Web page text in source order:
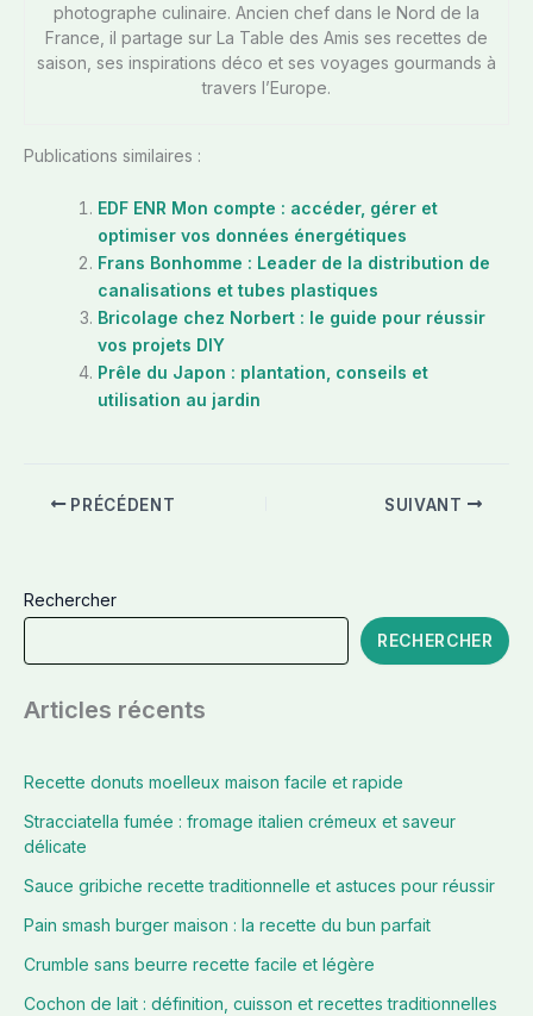
photographe culinaire. Ancien chef dans le Nord de la
France, il partage sur La Table des Amis ses recettes de
saison, ses inspirations déco et ses voyages gourmands à
travers l’Europe.
Publications similaires :
EDF ENR Mon compte : accéder, gérer et
optimiser vos données énergétiques
Frans Bonhomme : Leader de la distribution de
canalisations et tubes plastiques
Bricolage chez Norbert : le guide pour réussir
vos projets DIY
Prêle du Japon : plantation, conseils et
utilisation au jardin
PRÉCÉDENT SUIVANT
Rechercher
RECHERCHER
Articles récents
Recette donuts moelleux maison facile et rapide
Stracciatella fumée : fromage italien crémeux et saveur
délicate
Sauce gribiche recette traditionnelle et astuces pour réussir
Pain smash burger maison : la recette du bun parfait
Crumble sans beurre recette facile et légère
Cochon de lait : définition, cuisson et recettes traditionnelles